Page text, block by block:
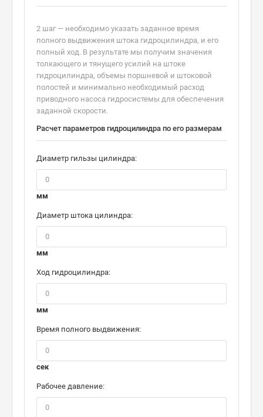
2 шаг — необходимо указать заданное время
полного выдвижения штока гидроцилиндра, и его
полный ход. В результате мы получим значения
толкающего и тянущего усилий на штоке
гидроцилиндра, объемы поршневой и штоковой
полостей и минимально необходимый расход
приводного насоса гидросистемы для обеспечения
заданной скорости.
Расчет параметров гидроцилиндра по его размерам
Диаметр гильзы цилиндра:
мм
Диаметр штока цилиндра:
мм
Ход гидроцилиндра:
мм
Время полного выдвижения:
сек
Рабочее давление: